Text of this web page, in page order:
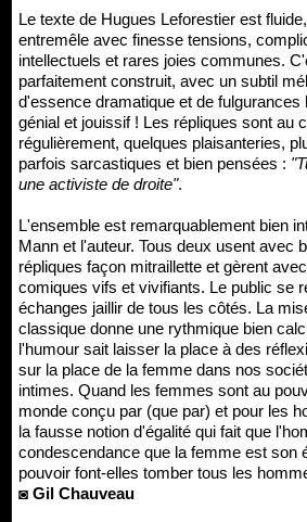
Le texte de Hugues Leforestier est
entremêle avec finesse tensions,
intellectuels et rares joies communes.
parfaitement construit, avec un subtil
d'essence dramatique et de
génial et jouissif ! Les répliques sont au
régulièrement, quelques plaisanteries,
parfois sarcastiques et bien pensées :
une activiste de droite".
L'ensemble est remarquablement bien
Mann et l'auteur. Tous deux usent avec
répliques façon mitraillette et gèrent
comiques vifs et vivifiants. Le public se
échanges jaillir de tous les côtés. La
classique donne une rythmique bien
l'humour sait laisser la place à des
sur la place de la femme dans nos
intimes. Quand les femmes sont au
monde conçu par (que par) et pour les
la fausse notion d'égalité qui fait que
condescendance que la femme est son
pouvoir font-elles tomber tous les
◙ Gil Chauveau